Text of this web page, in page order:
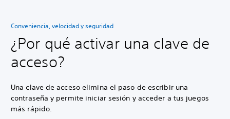
Conveniencia, velocidad y seguridad
¿Por qué activar una clave de
acceso?
Una clave de acceso elimina el paso de escribir una
contraseña y permite iniciar sesión y acceder a tus juegos
más rápido.